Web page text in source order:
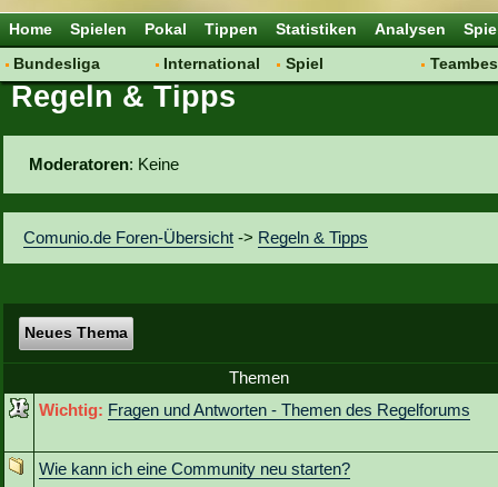
Home Spielen Pokal Tippen Statistiken Analysen
Bundesliga
Hot News
Spielanalyse
Vereinsfragen
International
Vereine
Spiel
Regeln & Tipps
Moderatoren: Keine
Comunio.de Foren-Übersicht -> Regeln & Tipps
Neues Thema
Themen
Wichtig: Fragen und Antworten - Themen des Regelforums
Wie kann ich eine Community neu starten?